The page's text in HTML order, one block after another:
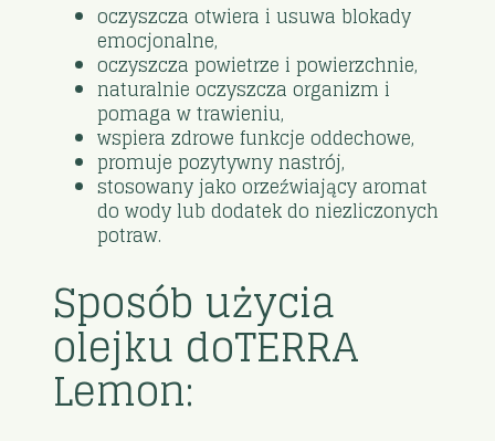
oczyszcza otwiera i usuwa blokady
emocjonalne,
oczyszcza powietrze i powierzchnie,
naturalnie oczyszcza organizm i
pomaga w trawieniu,
wspiera zdrowe funkcje oddechowe,
promuje pozytywny nastrój,
stosowany jako orzeźwiający aromat
do wody lub dodatek do niezliczonych
potraw.
Sposób użycia
olejku doTERRA
Lemon: